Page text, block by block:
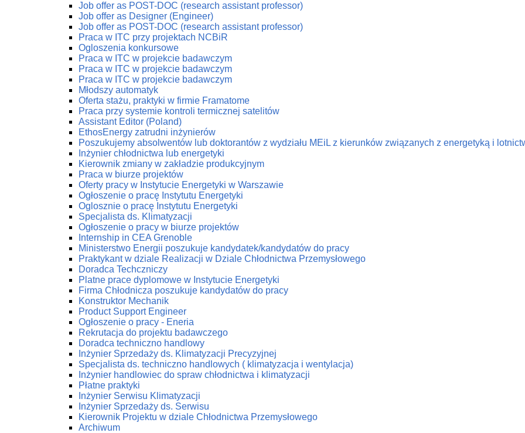
Job offer as POST-DOC (research assistant professor)
Job offer as Designer (Engineer)
Job offer as POST-DOC (research assistant professor)
Praca w ITC przy projektach NCBiR
Ogloszenia konkursowe
Praca w ITC w projekcie badawczym
Praca w ITC w projekcie badawczym
Praca w ITC w projekcie badawczym
Młodszy automatyk
Oferta stażu, praktyki w firmie Framatome
Praca przy systemie kontroli termicznej satelitów
Assistant Editor (Poland)
EthosEnergy zatrudni inżynierów
Poszukujemy absolwentów lub doktorantów z wydziału MEiL z kierunków związanych z energetyką i
Inżynier chłodnictwa lub energetyki
Kierownik zmiany w zakładzie produkcyjnym
Praca w biurze projektów
Oferty pracy w Instytucie Energetyki w Warszawie
Ogłoszenie o pracę Instytutu Energetyki
Oglosznie o pracę Instytutu Energetyki
Specjalista ds. Klimatyzacji
Ogłoszenie o pracy w biurze projektów
Internship in CEA Grenoble
Ministerstwo Energii poszukuje kandydatek/kandydatów do pracy
Praktykant w dziale Realizacji w Dziale Chłodnictwa Przemysłowego
Doradca Techczniczy
Platne prace dyplomowe w Instytucie Energetyki
Firma Chłodnicza poszukuje kandydatów do pracy
Konstruktor Mechanik
Product Support Engineer
Ogłoszenie o pracy - Eneria
Rekrutacja do projektu badawczego
Doradca techniczno handlowy
Inżynier Sprzedaży ds. Klimatyzacji Precyzyjnej
Specjalista ds. techniczno handlowych ( klimatyzacja i wentylacja)
Inżynier handlowiec do spraw chłodnictwa i klimatyzacji
Płatne praktyki
Inżynier Serwisu Klimatyzacji
Inżynier Sprzedaży ds. Serwisu
Kierownik Projektu w dziale Chłodnictwa Przemysłowego
Archiwum